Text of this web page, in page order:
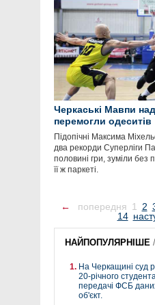
Черкаські Мавпи
перемогли одеситів
Підопічні Максима
два рекорди Суперліги
половині гри, зуміли без
її ж паркеті.
← попередня 1 2
14
НАЙПОПУЛЯРНІШЕ /
На Черкащині суд
20-річного
передачі ФСБ
об'єкт.